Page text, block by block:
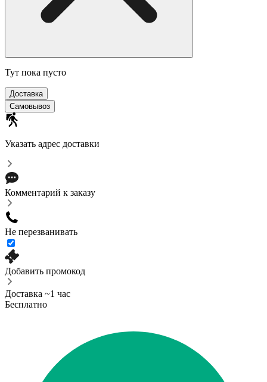
Тут пока пусто
Доставка
Cамовывоз
Указать адрес доставки
Комментарий к заказу
Не перезванивать
Добавить промокод
Доставка ~1 час
Бесплатно